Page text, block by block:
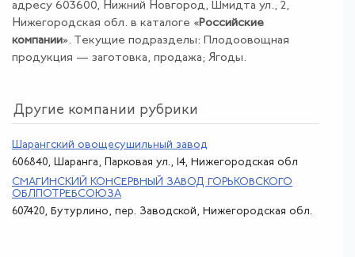
адресу 603600, Нижний Новгород, Шмидта ул., 2,
Нижегородская обл. в каталоге «Российские
компании». Текущие подразделы: Плодоовощная
продукция — заготовка, продажа; Ягоды.
Другие компании рубрики
Шарангский овощесушильный завод
606840, Шаранга, Парковая ул., 14, Нижегородская обл
СМАГИНСКИЙ КОНСЕРВНЫЙ ЗАВОД ГОРЬКОВСКОГО
ОБЛПОТРЕБСОЮЗА
607420, Бутурлино, пер. Заводской, Нижегородская обл.